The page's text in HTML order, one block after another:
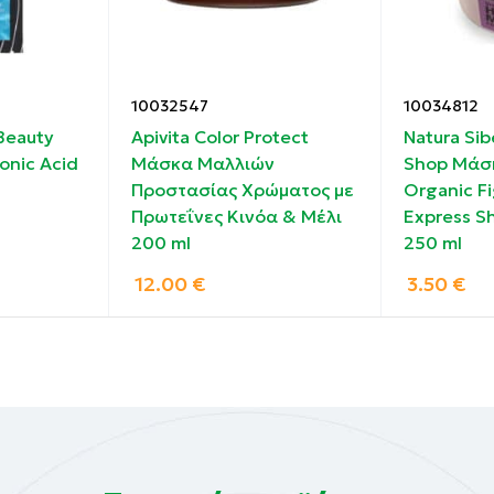
Ενυδατική Μάσκα Μαλλιών μία ή δύο φορές την
άκρες των μαλλιών, αποφεύγοντας τις ρίζες, και
νερό, καθώς αυτό μπορεί να ερεθίσει το τριχωτό
μια βούρτσα με φυσικές τρίχες).
Acid
10032547
Apivita Color Protect
Μάσκα Μαλλιών
Προστασίας Χρώματος με
Πρωτεΐνες Κινόα & Μέλι
200 ml
12.00 €
10034812
Natura
Shop
Organic
Express
250 ml
3.50 €